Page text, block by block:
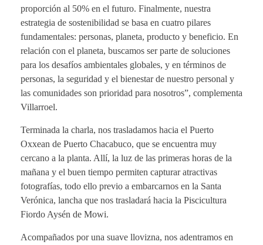
proporción al 50% en el futuro. Finalmente, nuestra
estrategia de sostenibilidad se basa en cuatro pilares
fundamentales: personas, planeta, producto y beneficio. En
relación con el planeta, buscamos ser parte de soluciones
para los desafíos ambientales globales, y en términos de
personas, la seguridad y el bienestar de nuestro personal y
las comunidades son prioridad para nosotros”, complementa
Villarroel.
Terminada la charla, nos trasladamos hacia el Puerto
Oxxean de Puerto Chacabuco, que se encuentra muy
cercano a la planta. Allí, la luz de las primeras horas de la
mañana y el buen tiempo permiten capturar atractivas
fotografías, todo ello previo a embarcarnos en la Santa
Verónica, lancha que nos trasladará hacia la Piscicultura
Fiordo Aysén de Mowi.
Acompañados por una suave llovizna, nos adentramos en